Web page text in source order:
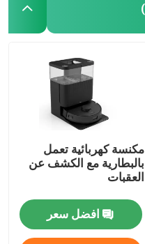
مكنسة كهربائية تعمل
بالبطارية مع الكشف عن
العقبات
افضل سعر